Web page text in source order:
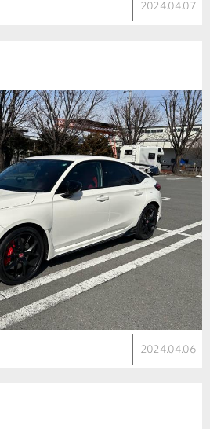
2024.04.07
2024.04.06